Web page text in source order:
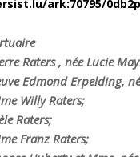
ark:70795/
Raters , née Lucie
Edmond Erpelding,
Willy Raters;
Raters;
Franz Raters;